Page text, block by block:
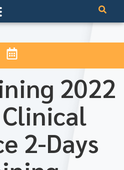
2022
2-Days